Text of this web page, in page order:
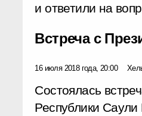
и ответили на
Встреча с
16 июля 2018 года, 20:00
Состоялась
Республики Саули